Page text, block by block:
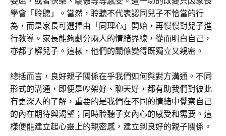
學會「聆聽」。當然，聆聽不代表認同兒子不恰當的行
為，而是家長可選擇由「同理心」開始，再慢慢對兒子進
行教導。家長能夠劃分兩人的情緒界線，從而明白自己，
亦都了解兒子。這樣，他們的關係變得既獨立又親密。
總括而言，良好親子關係在乎我們如何與對方溝通。不同
形式的溝通，即便是吵架好、聊天好，都有助我們對彼此
有更深入的了解，重要的是我們在不同的情緒中覺察自己
的內在期待與渴望；同時聆聽子女內心的感受和需要。這
樣便能建立起心靈上的親密感，建立到良好的親子關係。